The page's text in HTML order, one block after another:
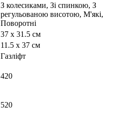
З колесиками, Зі спинкою, З
регульованою висотою, М'які,
Поворотні
37 x 31.5 см
11.5 х 37 см
Газліфт
420
520